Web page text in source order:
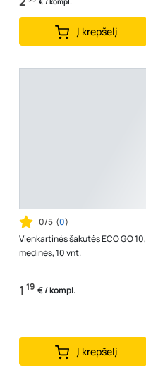
Į krepšelį
0/5 (0)
Vienkartinės šakutės ECO GO 10,
medinės, 10 vnt.
1 19 € / kompl.
Į krepšelį